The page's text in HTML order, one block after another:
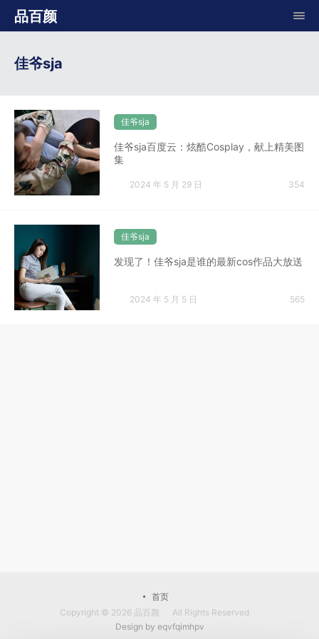
品百颜
佳爷sja
佳爷sja
佳爷sja百度云：炫酷Cosplay，献上精美图
集
2024 年 5 月 29 日 354
佳爷sja
发现了！佳爷sja是谁的最新cos作品大放送
2024 年 5 月 5 日 565
首页
Copyright © 2026 品百颜
All Rights Reserved
Design by eqvfqimhpv